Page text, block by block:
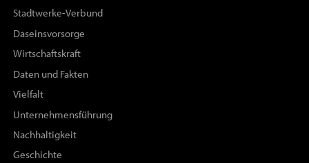
Stadtwerke-Verbund
Daseinsvorsorge
Wirtschaftskraft
Daten und Fakten
Vielfalt
Unternehmensführung
Nachhaltigkeit
Geschichte